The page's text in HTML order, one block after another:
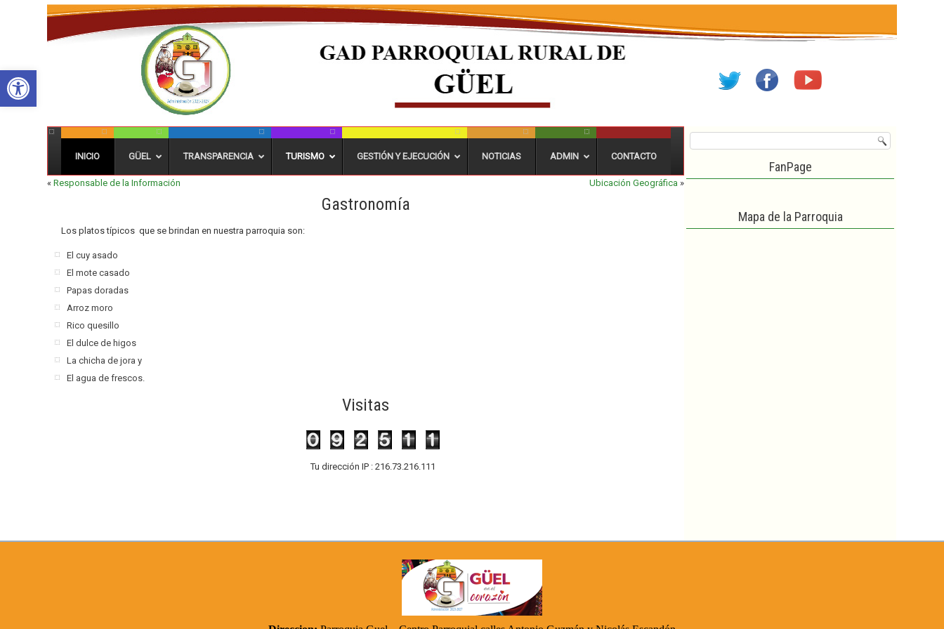
Abrir barra de herramientas
INICIO GÜEL TRANSPARENCIA TURISMO GESTIÓN Y EJECUCIÓN NOTICIAS ADMIN CONTACTO
«Responsable de la Información Ubicación Geográfica »
Gastronomía
Los platos típicos que se brindan en nuestra parroquia son:
El cuy asado
El mote casado
Papas doradas
Arroz moro
Rico quesillo
El dulce de higos
La chicha de jora y
El agua de frescos.
Visitas
Tu dirección IP : 216.73.216.111
FanPage
Mapa de la Parroquia